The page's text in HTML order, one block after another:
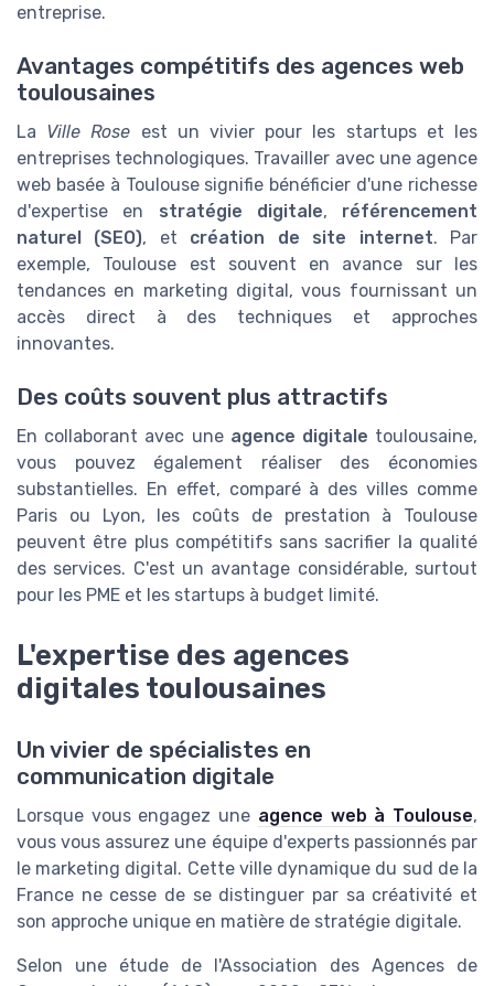
entreprise.
Avantages compétitifs des agences web
toulousaines
La Ville Rose est un vivier pour les startups et les
entreprises technologiques. Travailler avec une agence
web basée à Toulouse signifie bénéficier d'une richesse
d'expertise en stratégie digitale, référencement
naturel (SEO), et création de site internet. Par
exemple, Toulouse est souvent en avance sur les
tendances en marketing digital, vous fournissant un
accès direct à des techniques et approches
innovantes.
Des coûts souvent plus attractifs
En collaborant avec une agence digitale toulousaine,
vous pouvez également réaliser des économies
substantielles. En effet, comparé à des villes comme
Paris ou Lyon, les coûts de prestation à Toulouse
peuvent être plus compétitifs sans sacrifier la qualité
des services. C'est un avantage considérable, surtout
pour les PME et les startups à budget limité.
L'expertise des agences
digitales toulousaines
Un vivier de spécialistes en
communication digitale
Lorsque vous engagez une agence web à Toulouse,
vous vous assurez une équipe d'experts passionnés par
le marketing digital. Cette ville dynamique du sud de la
France ne cesse de se distinguer par sa créativité et
son approche unique en matière de stratégie digitale.
Selon une étude de l'Association des Agences de